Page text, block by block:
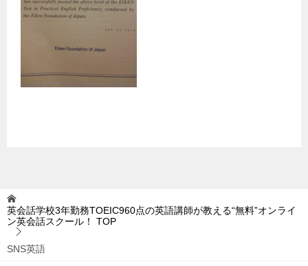
英会話学校3年勤務TOEIC960点の英語講師が教える“無料”オンライ
ン英会話スクール！
TOP
SNS英語